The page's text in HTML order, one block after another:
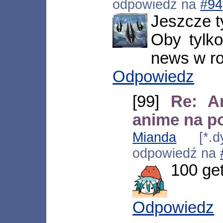
odpowiedź na#94
Jeszcze
Oby
news w
Odpowiedz
[99] Re:
anime na
Mianda
odpowiedź na
100
Odpowiedz